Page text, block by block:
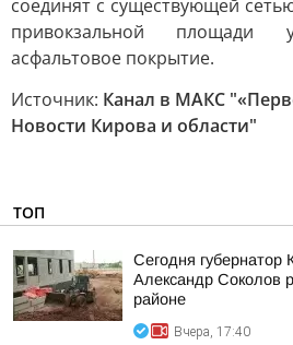
соединят с существующей
привокзальной
асфальтовое покрытие.
Источник: Канал в МАКС
Новости Кирова и области"
ТОП
Сегодня губернатор
Александр Соколов
районе
Вчера, 17:40